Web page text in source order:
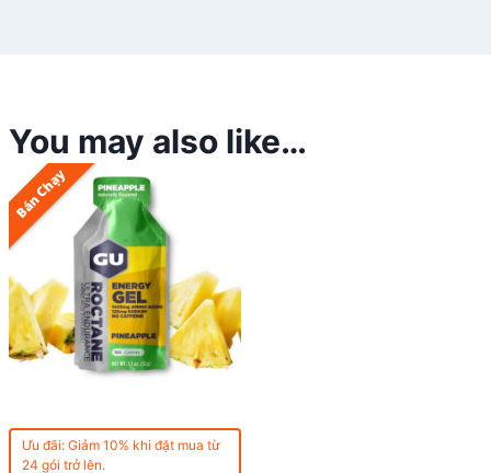
You may also like…
Bán Chạy
Ưu đãi: Giảm 10% khi đặt mua từ
24 gói trở lên.